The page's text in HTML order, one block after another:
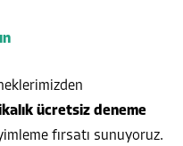
ücretsiz deneme
fırsatı sunuyoruz.